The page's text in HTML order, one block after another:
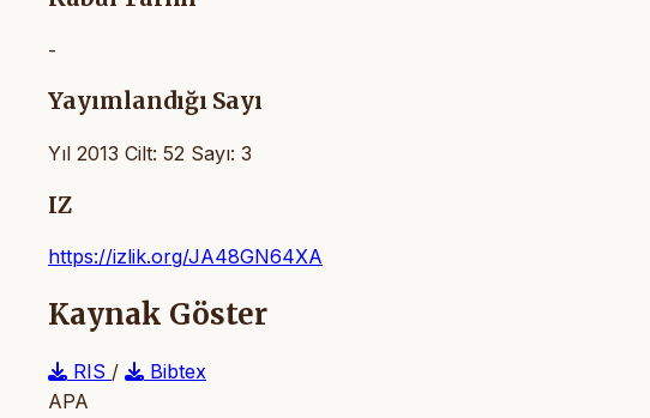
-
Yayımlandığı Sayı
Yıl 2013 Cilt: 52 Sayı: 3
IZ
https://izlik.org/JA48GN64XA
Kaynak Göster
RIS /
Bibtex
APA